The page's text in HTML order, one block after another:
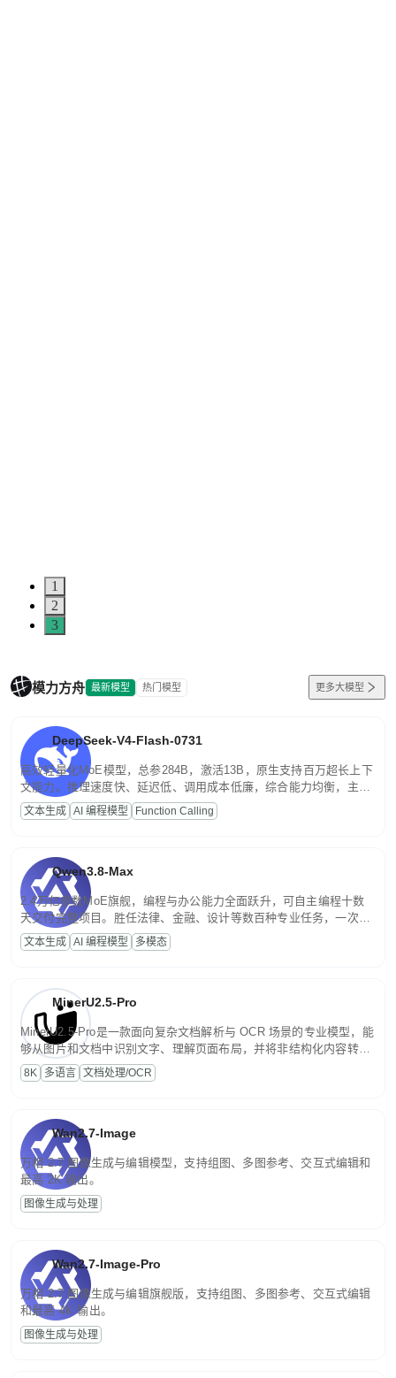
1
2
3
模力方舟 最新模型 热门模型 更多大模型
DeepSeek-V4-Flash-0731
高效轻量化MoE模型，总参284B，激活13B，原生支持百万超长上下
文能力。推理速度快、延迟低、调用成本低廉，综合能力均衡，主打
高并发、轻量化任务，适合日常对话、内容创作、基础 RAG、批量
文案处理等普惠刚需场景。
文本生成 AI 编程模型 Function Calling
Qwen3.8-Max
2.4万亿参数MoE旗舰，编程与办公能力全面跃升，可自主编程十数
天交付完整项目。胜任法律、金融、设计等数百种专业任务，一次对
话端到端交付生产级成果。原生视觉理解贯穿规划、执行与验证全流
程，支持超长文档与长视频的深度语义解析。长程任务中自主规划与
文本生成 AI 编程模型 多模态
MinerU2.5-Pro
MinerU2.5-Pro是一款面向复杂文档解析与 OCR 场景的专业模型，能
够从图片和文档中识别文字、理解页面布局，并将非结构化内容转换
为便于存储、检索和二次处理的结构化结果。
8K 多语言 文档处理/OCR
Wan2.7-Image
万相 2.7 图像生成与编辑模型，支持组图、多图参考、交互式编辑和
最高 2K 输出。
图像生成与处理
Wan2.7-Image-Pro
万相 2.7 图像生成与编辑旗舰版，支持组图、多图参考、交互式编辑
和最高 4K 输出。
图像生成与处理